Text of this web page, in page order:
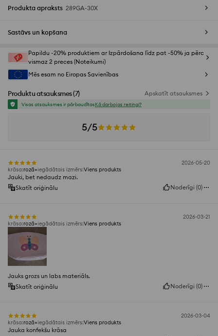
Produkta apraksts 289GA-30X
Sastāvs un kopšana
Papildu -20% produktiem ar Izpārdošana līdz pat -50% ja pērc
vismaz 2 preces (Noteikumi)
Mēs esam no Eiropas Savienības
Produktu atsauksmes(7) Apskatīt atsauksmes
Visas atsauksmes ir pārbaudītasKā darbojas reitingi?
5/5
2026-05-20
krāsa:rozā iegādātais izmērs:Viens produkts
Jauki, bet nedaudz mazi.
Skatīt oriģinālu
Noderīgi (0)
2026-03-21
krāsa:rozā iegādātais izmērs:Viens produkts
Jauks grozs un labs materiāls.
Skatīt oriģinālu
Noderīgi (0)
2026-03-04
krāsa:rozā iegādātais izmērs:Viens produkts
Jauka konfekšu krāsa